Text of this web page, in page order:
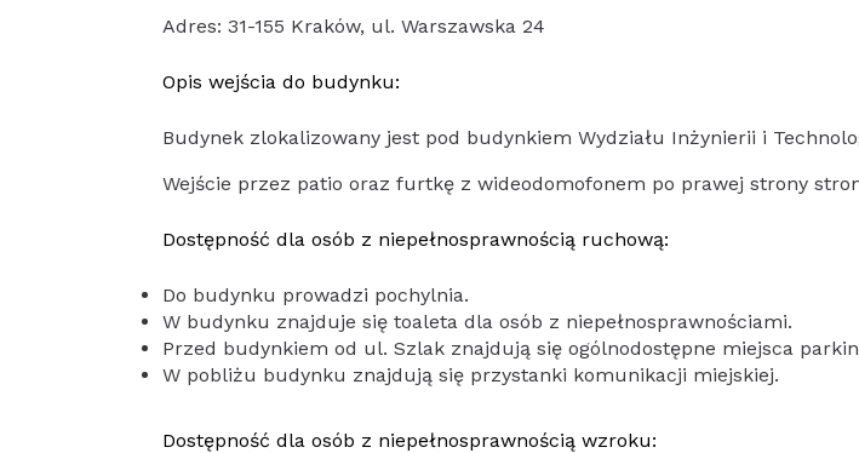
Adres: 31-155 Kraków, ul. Warszawska 24
Opis wejścia do budynku:
Budynek zlokalizowany jest pod budynkiem Wydziału Inżynierii i
Wejście przez patio oraz furtkę z wideodomofonem po prawej strony
Dostępność dla osób z niepełnosprawnością ruchową:
Do budynku prowadzi pochylnia.
W budynku znajduje się toaleta dla osób z niepełnosprawnościami.
Przed budynkiem od ul. Szlak znajdują się ogólnodostępne miejsca
W pobliżu budynku znajdują się przystanki komunikacji miejskiej.
Dostępność dla osób z niepełnosprawnością wzroku: